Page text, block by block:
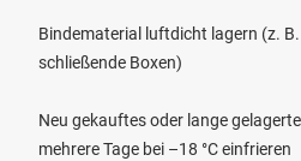
Bindematerial luftdicht lagern (z.
schließende Boxen)
Neu gekauftes oder lange
mehrere Tage bei –18 °C einfrieren